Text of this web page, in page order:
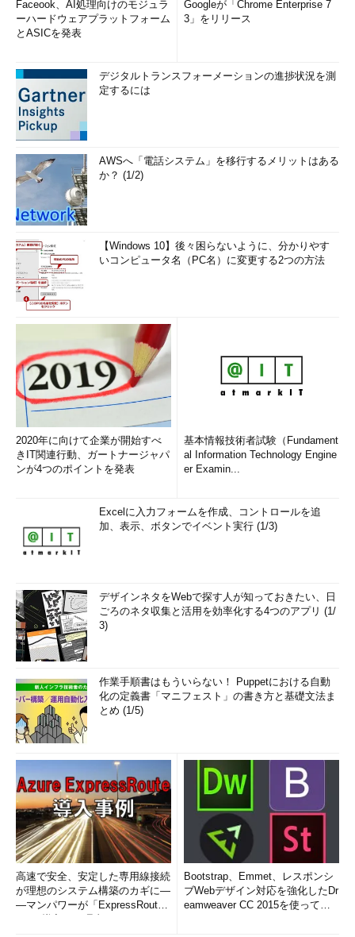
キュリティ対策を行うよりもメンテナン
スラインとしてインターネットVPNを利
Oracleデータベースにおけるネットワーク接続時の対策
Oracleデータベースのネットワーク上での設置場所が決まれ
ば、あとはネットワークの設置だ。Oracleデータベース（サー
バ）とアプリケーションサーバ（クライアント）の通信イメージ
は、図4
のようになる。リスナーとは、ネットワーク経由で
Oracleクライアントからの接続要求の処理を行う。なお、リスナ
ーでのセキュリティ対策については、基本的には、DMZおよびほ
かの社内ネットワークなどからの不正侵入などに対する有効な対
策になる。
まず、Oracleネットワーク設定の基本は以下のとおり。
図4 Oracleクライアントからのアクセス
イメージ（基本的には、リスナーがネッ
トワーク経由での問い合わせを処理す
る）
●リスナーポートを変更する（推奨）
通常、リスナーは、1521番ポートを利用しているが、このデフ
ことで機械的に情報収集を行うようなツールに対して有効な情報
が提供されるのを一時的ではあるが防ぐことができる。
図5 リスナー設定例（デフォルトポート番号の変
●リスナーにパスワードを設定する
リスナーはリモートから制御を行うことができるため、リスナ
対する攻撃について、セキュリティを高めることができる。
これにより、リスナーの起動や停止の際には必ずパスワードの
入力が必要になる。ただし、リスナーの状況を確認するSTATUS
コマンドは、パスワード設定後もパスワード入力なしに確認する
ことができる。パスワード設定LSNRCTLコマンドでリスナー管
理メニューを起動後、CHANGE_PASSWORDコマンドを利用すれ
ばパスワードを設定することができる。正しくパスワードが設定
できると、listener.oraに「PASSWORDS_LISTENER」というパ
Faceook、AI処理向けのモジュラ
ーハードウェアプラットフォーム
とASICを発表
Googleが「Chrome Enterprise 7
3」をリリース
デジタルトランスフォーメーションの進捗状況を測
定するには
AWSへ「電話システム」を移行するメリットはある
か？ (1/2)
【Windows 10】後々困らないように、分かりやす
いコンピュータ名（PC名）に変更する2つの方法
2020年に向けて企業が開始すべ
きIT関連行動、ガートナージャパ
ンが4つのポイントを発表
基本情報技術者試験（Fundament
al Information Technology Engine
er Examin...
Excelに入力フォームを作成、コントロールを追
加、表示、ボタンでイベント実行 (1/3)
デザインネタをWebで探す人が知っておきたい、日
ごろのネタ収集と活用を効率化する4つのアプリ (1/
3)
作業手順書はもういらない！ Puppetにおける自動
化の定義書「マニフェスト」の書き方と基礎文法ま
とめ (1/5)
高速で安全、安定した専用線接続
が理想のシステム構築のカギに―
―マンパワーが「ExpressRout
Bootstrap、Emmet、レスポンシ
ブWebデザイン対応を強化したDr
eamweaver CC 2015を使って